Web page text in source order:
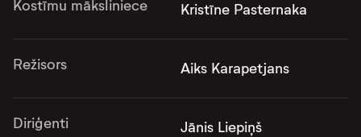
Kostīmu māksliniece Kristīne Pasternaka
Režisors Aiks Karapetjans
Diriģenti
Jānis Liepiņš